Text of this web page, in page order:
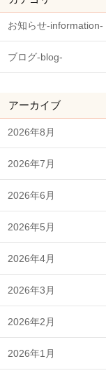
お知らせ-information-
ブログ-blog-
アーカイブ
2026年8月
2026年7月
2026年6月
2026年5月
2026年4月
2026年3月
2026年2月
2026年1月